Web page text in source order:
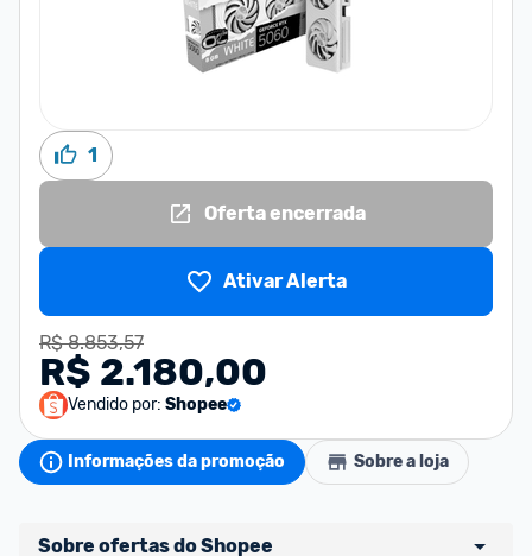
1
Oferta encerrada
Ativar Alerta
R$ 8.853,57
R$ 2.180,00
Vendido por: Shopee
Informações da promoção Sobre a loja
Sobre ofertas do Shopee